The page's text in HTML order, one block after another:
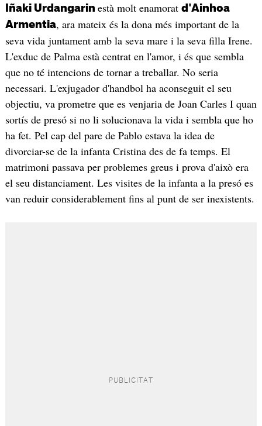
Iñaki Urdangarin està molt enamorat d'Ainhoa
Armentia, ara mateix és la dona més important de la
seva vida juntament amb la seva mare i la seva filla Irene.
L'exduc de Palma està centrat en l'amor, i és que sembla
que no té intencions de tornar a treballar. No seria
necessari. L'exjugador d'handbol ha aconseguit el seu
objectiu, va prometre que es venjaria de Joan Carles I quan
sortís de presó si no li solucionava la vida i sembla que ho
ha fet. Pel cap del pare de Pablo estava la idea de
divorciar-se de la infanta Cristina des de fa temps. El
matrimoni passava per problemes greus i prova d'això era
el seu distanciament. Les visites de la infanta a la presó es
van reduir considerablement fins al punt de ser inexistents.